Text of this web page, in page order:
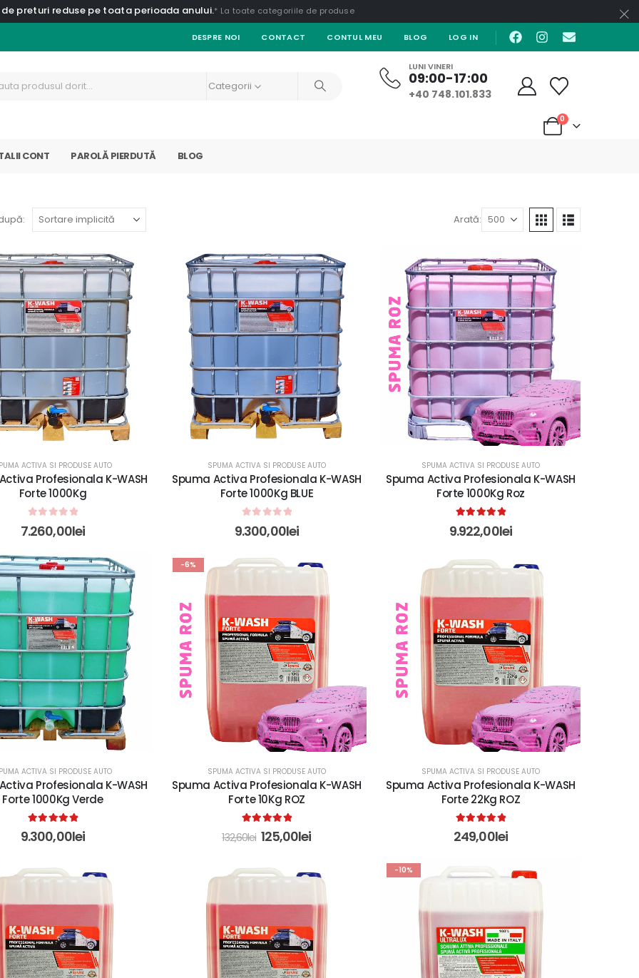
preturi reduse pe toata perioada anului.* La toate categoriile de produse
DESPRE NOI CONTACT CONTUL MEU BLOG LOG IN
Categorii
LUNI VINERI
09:00-17:00
+40 748.101.833
0
CONT PAROLĂ PIERDUTĂ BLOG
Arată:
ACTIVA SI PRODUSE AUTO
Profesionala K-WASH
Forte 1000Kg
out of 5
7.260,00lei
SPUMA ACTIVA SI PRODUSE AUTO
Spuma Activa Profesionala K-WASH
Forte 1000Kg BLUE
out of 5
9.300,00lei
SPUMA ACTIVA SI PRODUSE AUTO
Spuma Activa Profesionala K-WASH
Forte 1000Kg Roz
5.00 out of 5
9.922,00lei
ACTIVA SI PRODUSE AUTO
Profesionala K-WASH
Forte 1000Kg Verde
5.00 out of 5
9.300,00lei
-6%
SPUMA ACTIVA SI PRODUSE AUTO
Spuma Activa Profesionala K-WASH
Forte 10Kg ROZ
out of 5
132,60lei 125,00lei
SPUMA ACTIVA SI PRODUSE AUTO
Spuma Activa Profesionala K-WASH
Forte 22Kg ROZ
5.00out of 5
249,00lei
-10%